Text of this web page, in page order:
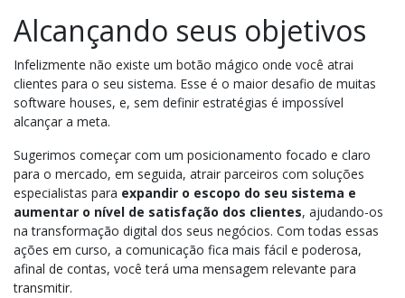
Alcançando seus objetivos
Infelizmente não existe um botão mágico onde você atrai
clientes para o seu sistema. Esse é o maior desafio de muitas
software houses, e, sem definir estratégias é impossível
alcançar a meta.
Sugerimos começar com um posicionamento focado e claro
para o mercado, em seguida, atrair parceiros com soluções
especialistas para expandir o escopo do seu sistema e
aumentar o nível de satisfação dos clientes, ajudando-os
na transformação digital dos seus negócios. Com todas essas
ações em curso, a comunicação fica mais fácil e poderosa,
afinal de contas, você terá uma mensagem relevante para
transmitir.